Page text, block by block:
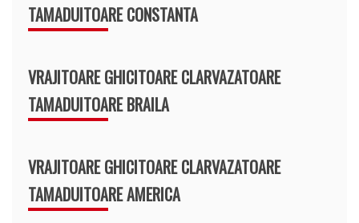
TAMADUITOARE CONSTANTA
VRAJITOARE GHICITOARE CLARVAZATOARE
TAMADUITOARE BRAILA
VRAJITOARE GHICITOARE CLARVAZATOARE
TAMADUITOARE AMERICA